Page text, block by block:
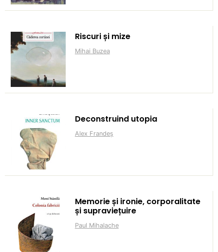
Riscuri și mize
Mihai Buzea
Deconstruind utopia
Alex Frandeș
Memorie și ironie, corporalitate
și supraviețuire
Paul Mihalache